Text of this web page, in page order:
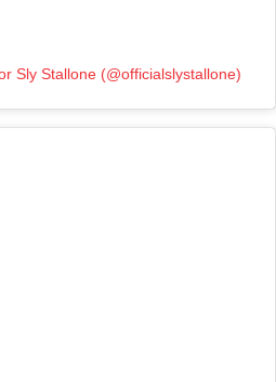
Sly Stallone (@officialslystallone)